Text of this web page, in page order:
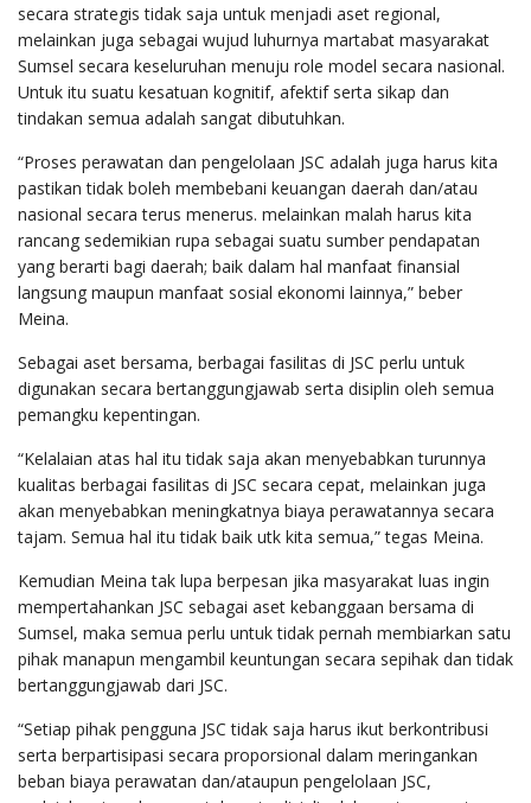
secara strategis tidak saja untuk menjadi aset regional,
melainkan juga sebagai wujud luhurnya martabat masyarakat
Sumsel secara keseluruhan menuju role model secara nasional.
Untuk itu suatu kesatuan kognitif, afektif serta sikap dan
tindakan semua adalah sangat dibutuhkan.
“Proses perawatan dan pengelolaan JSC adalah juga harus kita
pastikan tidak boleh membebani keuangan daerah dan/atau
nasional secara terus menerus. melainkan malah harus kita
rancang sedemikian rupa sebagai suatu sumber pendapatan
yang berarti bagi daerah; baik dalam hal manfaat finansial
langsung maupun manfaat sosial ekonomi lainnya,” beber
Meina.
Sebagai aset bersama, berbagai fasilitas di JSC perlu untuk
digunakan secara bertanggungjawab serta disiplin oleh semua
pemangku kepentingan.
“Kelalaian atas hal itu tidak saja akan menyebabkan turunnya
kualitas berbagai fasilitas di JSC secara cepat, melainkan juga
akan menyebabkan meningkatnya biaya perawatannya secara
tajam. Semua hal itu tidak baik utk kita semua,” tegas Meina.
Kemudian Meina tak lupa berpesan jika masyarakat luas ingin
mempertahankan JSC sebagai aset kebanggaan bersama di
Sumsel, maka semua perlu untuk tidak pernah membiarkan satu
pihak manapun mengambil keuntungan secara sepihak dan tidak
bertanggungjawab dari JSC.
“Setiap pihak pengguna JSC tidak saja harus ikut berkontribusi
serta berpartisipasi secara proporsional dalam meringankan
beban biaya perawatan dan/ataupun pengelolaan JSC,